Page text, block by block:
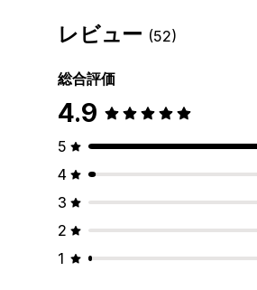
レビュー (52)
総合評価
4.9
5
4
3
2
1